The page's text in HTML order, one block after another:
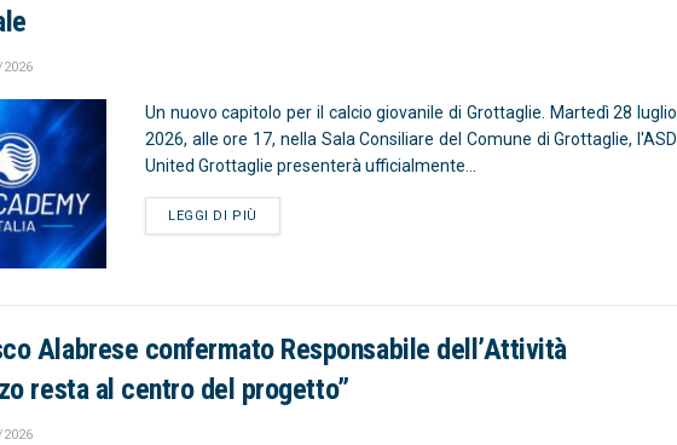
Un nuovo capitolo per il calcio giovanile di Grottaglie. Martedì 28 luglio
2026, alle ore 17, nella Sala Consiliare del Comune di Grottaglie, l'ASD
United Grottaglie presenterà ufficialmente...
LEGGI DI PIÙ
Alabrese confermato Responsabile dell’Attività
resta al centro del progetto”